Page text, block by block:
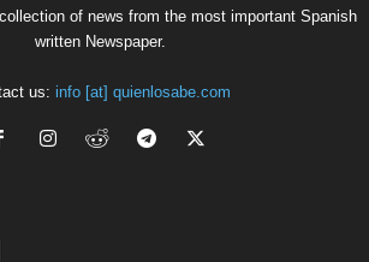
of news from the most important Spanish
written Newspaper.
us: info [at] quienlosabe.com